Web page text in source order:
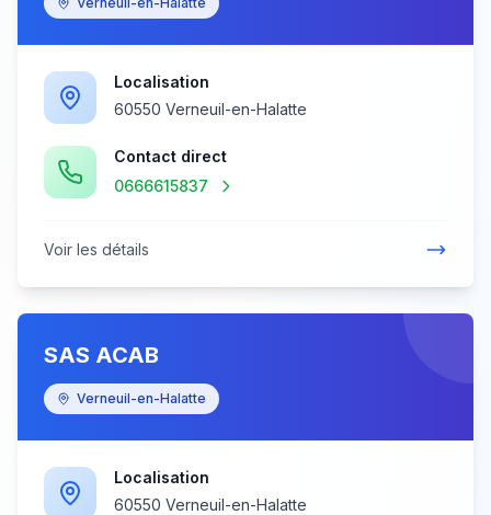
Localisation
60550 Verneuil-en-Halatte
Contact direct
0666615837
Voir les détails
SAS ACAB
Verneuil-en-Halatte
Localisation
60550 Verneuil-en-Halatte